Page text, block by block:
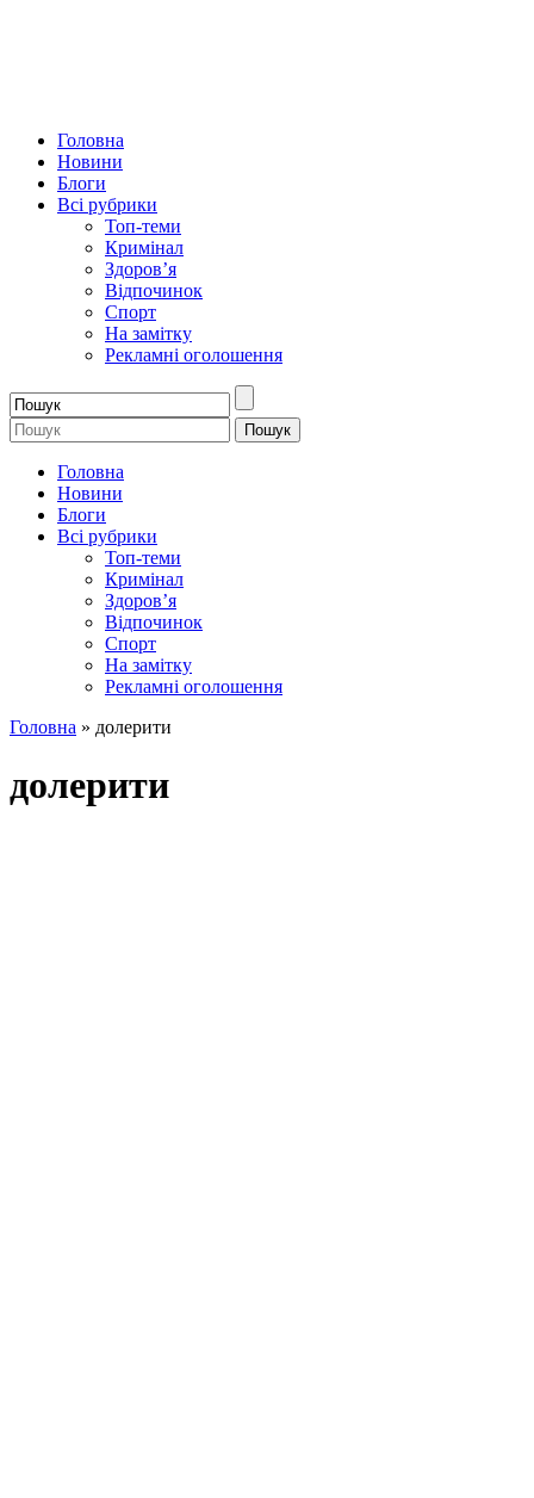
Головна
Новини
Блоги
Всі рубрики
Топ-теми
Кримінал
Здоров’я
Відпочинок
Спорт
На замітку
Рекламні оголошення
Головна
Новини
Блоги
Всі рубрики
Топ-теми
Кримінал
Здоров’я
Відпочинок
Спорт
На замітку
Рекламні оголошення
Головна » долерити
долерити